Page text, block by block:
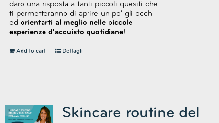
darò una risposta a tanti piccoli quesiti che
ti permetteranno di aprire un po' gli occhi
ed orientarti al meglio nelle piccole
esperienze d'acquisto quotidiane!
Add to cart Dettagli
Skincare routine del